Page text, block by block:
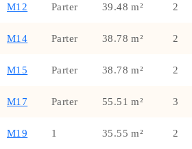
M12 Parter 39.48 m² 2
M14 Parter 38.78 m² 2
M15 Parter 38.78 m² 2
M17 Parter 55.51 m² 3
M19 1 35.55 m² 2